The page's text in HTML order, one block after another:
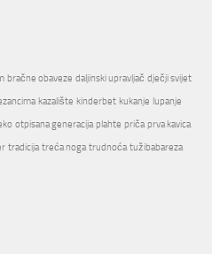
bračne obaveze daljinski upravljač dječji svijet
kazalište kinderbet kukanje lupanje
otpisana generacija plahte priča prva kavica
tradicija treća noga trudnoća tužibabareza